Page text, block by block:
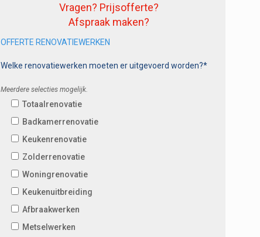
Vragen? Prijsofferte?
Afspraak maken?
OFFERTE RENOVATIEWERKEN
Welke renovatiewerken moeten er uitgevoerd worden?*
Meerdere selecties mogelijk.
Totaalrenovatie
Badkamerrenovatie
Keukenrenovatie
Zolderrenovatie
Woningrenovatie
Keukenuitbreiding
Afbraakwerken
Metselwerken